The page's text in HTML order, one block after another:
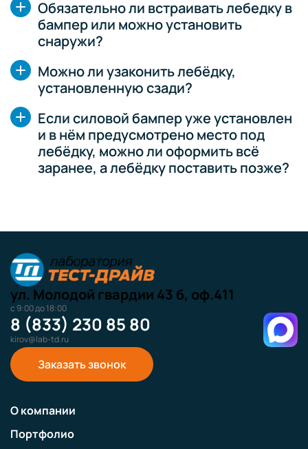
Обязательно ли встраивать лебедку в
бампер или можно установить
снаружи?
Можно ли узаконить лебёдку,
установленную сзади?
Если силовой бампер уже установлен
и в нём предусмотрено место под
лебёдку, можно ли оформить всё
заранее, а лебёдку поставить позже?
ул. Молодой гвардии 43 б, оф.411
с 9:00 до 18:00
8 (833) 230 85 80
kirov@lab-td.ru
Заказать звонок
О компании
Портфолио